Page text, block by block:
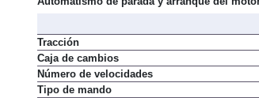
Tracción
Caja de cambios
Número de velocidades
Tipo de mando